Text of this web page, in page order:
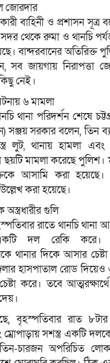
জোরদার
বাহিনী ও প্রশাসন সূত্র
থেকে রুমা ও থানচি
বান্দরবানের অতিরিক্ত
জায়গায় নিরাপত্তা
নেই।
৬ মামলা
থানা পরিদর্শন শেষে
সঞ্জয় সরকার বলেন, তিন
লুট, থানায় হামলা এবং
মামলা করেছে পুলিশ।
আসামি করা
করা হয়েছে।
অস্ত্রধারীর গুলি
রাতে থানচি থানা
দল রেকি করে।
থানার দিকে আসার
হাসপাতাল রোড
করে। তবে
বৃহস্পতিবার রাত
সশস্ত্র একটি
চারজন অপরিচিত